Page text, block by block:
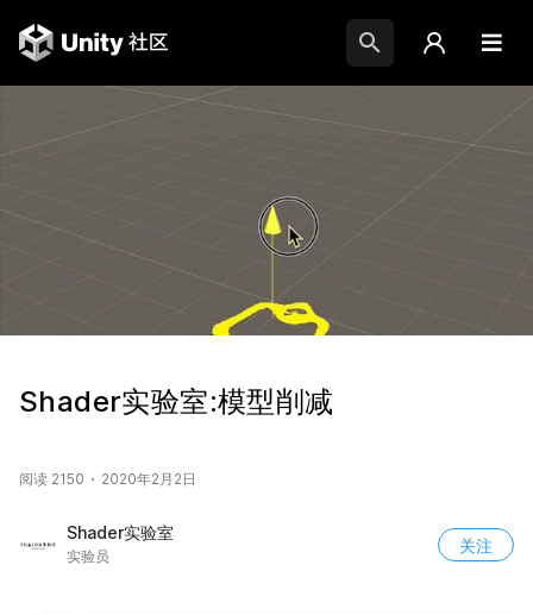
Shader实验室:模型削减
阅读 2150 2020年2月2日
Shader实验室
实验员
关注